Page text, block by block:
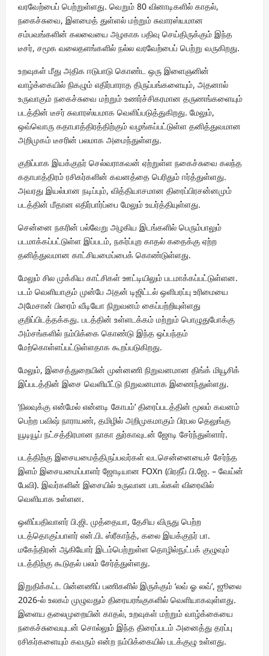
வரவேற்பைப் பெற்றுள்ளது. வெறும் 80 வினாடிகளில் காதல்,
நகைச்சுவை, இளமைத் துள்ளல் மற்றும் சுவாரஸ்யமான
சம்பவங்களின் கலவையை அழகாக பதிவு செய்திருக்கும் இந்த
டீசர், சமூக வலைதளங்களில் நல்ல வரவேற்பைப் பெற்று வருகிறது.
உறவுகள் மீது அதிக ஈடுபாடு கொண்ட ஒரு இளைஞனின்
வாழ்க்கையில் நிகழும் எதிர்பாராத திருப்பங்களையும், அதனால்
உருவாகும் நகைச்சுவை மற்றும் உணர்ச்சிகரமான தருணங்களையும்
படத்தின் டீசர் சுவாரஸ்யமாக வெளிப்படுத்துகிறது. மேலும்,
ஒவ்வொரு கதாபாத்திரத்திற்கும் வழங்கப்பட்டுள்ள தனித்துவமான
அறிமுகம் டீசரின் பலமாக அமைந்துள்ளது.
குறிப்பாக இயக்குநர் செல்வராகவன் ஏற்றுள்ள நகைச்சுவை கலந்த
கதாபாத்திரம் ரசிகர்களின் கவனத்தை பெரிதும் ஈர்த்துள்ளது.
அவரது இயல்பான நடிப்பும், வித்தியாசமான திரைப்பிரசன்னமும்
படத்தின் மீதான எதிர்பார்ப்பை மேலும் உயர்த்தியுள்ளது.
சென்னை நகரின் பல்வேறு அழகிய இடங்களில் பெரும்பாலும்
படமாக்கப்பட்டுள்ள இப்படம், நகர்ப்புற காதல் கதைக்கு ஏற்ற
தனித்துவமான காட்சியமைப்பைக் கொண்டுள்ளது.
மேலும் சில முக்கிய காட்சிகள் ஊட்டியிலும் படமாக்கப்பட்டுள்ளன.
படம் வெளியாகும் முன்பே அதன் டிஜிட்டல் ஒளிபரப்பு உரிமையை
அமேசான் பிரைம் வீடியோ நிறுவனம் கைப்பற்றியுள்ளது
குறிப்பிடத்தக்கது. படத்தின் உள்ளடக்கம் மற்றும் பொழுதுபோக்கு
அம்சங்களில் நம்பிக்கை கொண்டு இந்த ஒப்பந்தம்
மேற்கொள்ளப்பட்டுள்ளதாக கூறப்படுகிறது.
மேலும், இசைத்துறையின் முன்னணி நிறுவனமான திங்க் மியூசிக்
இப்படத்தின் இசை வெளியீட்டு நிறுவனமாக இணைந்துள்ளது.
‘நிலவுக்கு என்மேல் என்னடி கோபம்’ திரைப்படத்தின் மூலம் கவனம்
பெற்ற பவிஷ் நாராயண், தமிழில் அறிமுகமாகும் பிரபல தெலுங்கு
யூடியூப் நட்சத்திரமான நாகா துர்காவுடன் ஜோடி சேர்ந்துள்ளார்.
படத்திற்கு இசையமைத்திருப்பவர்கள் வடசென்னையைச் சேர்ந்த
இளம் இசையமைப்பாளர் ஜோடியான FOXn (பிரதீப் பி.ஜே. – வேய்ன்
பேவி). இவர்களின் இசையில் உருவான பாடல்கள் விரைவில்
வெளியாக உள்ளன.
ஒளிப்பதிவாளர் பி.ஜி. முத்தையா, தேசிய விருது பெற்ற
படத்தொகுப்பாளர் என்.பி. ஸ்ரீகாந்த், கலை இயக்குநர் பா.
மகேந்திரன் ஆகியோர் இடம்பெற்றுள்ள தொழில்நுட்பக் குழுவும்
படத்திற்கு கூடுதல் பலம் சேர்த்துள்ளது.
இறுதிக்கட்ட பின்னணிப் பணிகளில் இருக்கும் ‘லவ் ஓ லவ்’, ஜூலை
2026-ல் உலகம் முழுவதும் திரையரங்குகளில் வெளியாகவுள்ளது.
இளைய தலைமுறையின் காதல், உறவுகள் மற்றும் வாழ்க்கையை
நகைச்சுவையுடன் சொல்லும் இந்த திரைப்படம் அனைத்து தரப்பு
ரசிகர்களையும் கவரும் என்ற நம்பிக்கையில் படக்குழு உள்ளது.